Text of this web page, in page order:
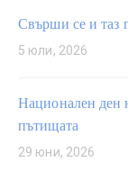
Свърши се и таз
5 юли, 2026
Национален ден
пътищата
29 юни, 2026